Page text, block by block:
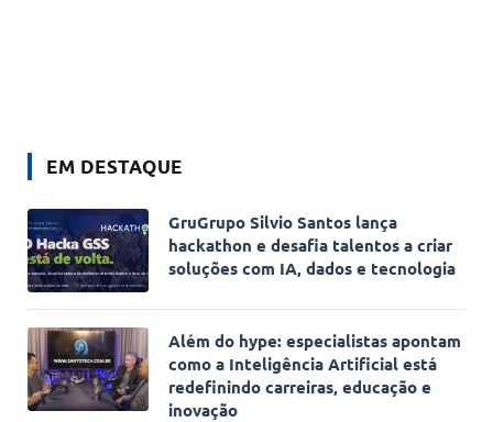
EM DESTAQUE
GruGrupo Silvio Santos lança
hackathon e desafia talentos a criar
soluções com IA, dados e tecnologia
Além do hype: especialistas apontam
como a Inteligência Artificial está
redefinindo carreiras, educação e
inovação